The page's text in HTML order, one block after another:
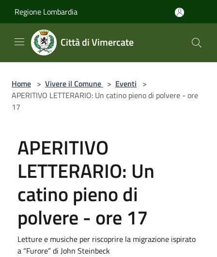
Regione Lombardia
Città di Vimercate
Home > Vivere il Comune > Eventi >
APERITIVO LETTERARIO: Un catino pieno di polvere - ore
17
APERITIVO
LETTERARIO: Un
catino pieno di
polvere - ore 17
Letture e musiche per riscoprire la migrazione ispirato
a “Furore” di John Steinbeck